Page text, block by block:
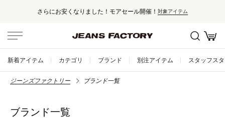
さらにお安くなりました！モアセール開催！ 対象アイテム
新着アイテム カテゴリ ブランド 別注アイテム スタッフス
ジーンズファクトリー ブランド一覧
ブランド一覧